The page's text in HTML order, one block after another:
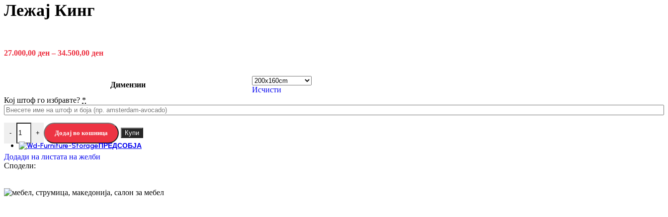
Компјутерска маса ЕУДОКС
Избери опции
Артисан Храст
- + Додај во кошница Купи
ПРЕДСОБЈА
Додај во кошница
Лежај Кинг
27.000,00 ден – 34.500,00 ден
Димензии
Исчисти
Кој штоф го избравте? *
- + Додај во кошница Купи
Додади на листата на желби
Сподели: